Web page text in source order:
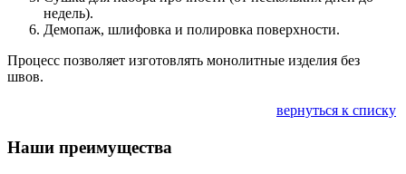
недель).
Демопаж, шлифовка и полировка поверхности.
Процесс позволяет изготовлять монолитные изделия без
швов.
вернуться к списку
Наши преимущества